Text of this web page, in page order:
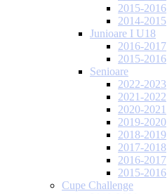
2015-2016
2014-2015
Junioare I U18
2016-2017
2015-2016
Senioare
2022-2023
2021-2022
2020-2021
2019-2020
2018-2019
2017-2018
2016-2017
2015-2016
Cupe Challenge